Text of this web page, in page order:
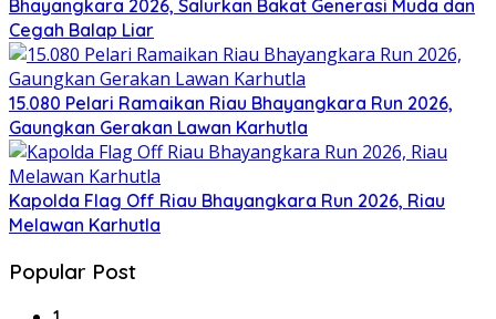
Bhayangkara 2026, Salurkan Bakat Generasi Muda dan
Cegah Balap Liar
15.080 Pelari Ramaikan Riau Bhayangkara Run 2026,
Gaungkan Gerakan Lawan Karhutla
Kapolda Flag Off Riau Bhayangkara Run 2026, Riau
Melawan Karhutla
Popular Post